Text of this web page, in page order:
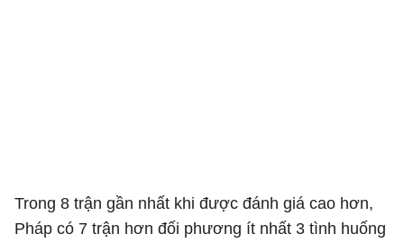
Trong 8 trận gần nhất khi được đánh giá cao hơn,
Pháp có 7 trận hơn đối phương ít nhất 3 tình huống